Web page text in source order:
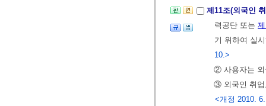
제11조(외국인
력공단 또는
기 위하여 실
10.>
② 사용자는 외
③ 외국인 취업
<개정 2010.